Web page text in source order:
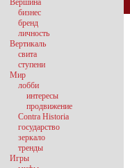
Вершина
бизнес
бренд
личность
Вертикаль
свита
ступени
Мир
лобби
интересы
продвижение
Contra Historia
государство
зеркало
тренды
Игры